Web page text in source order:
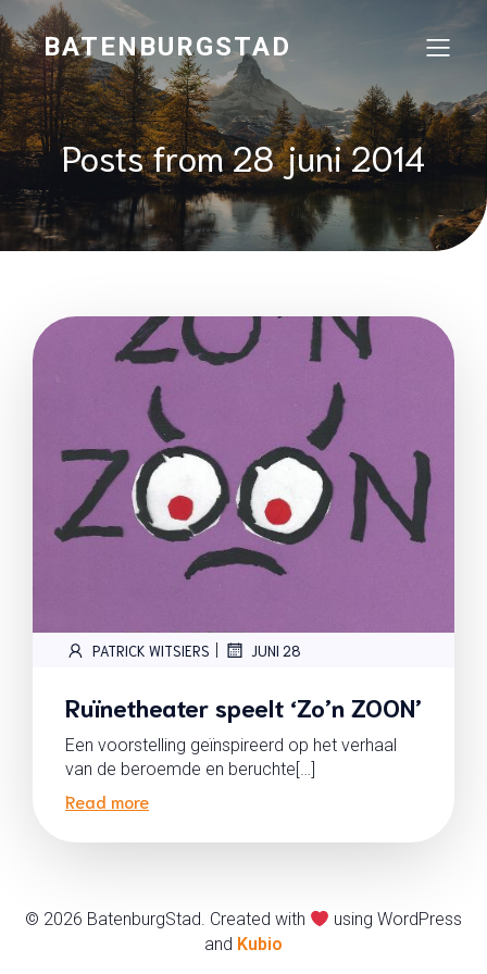
BATENBURGSTAD
Posts from 28 juni 2014
PATRICK WITSIERS | JUNI 28
Ruïnetheater speelt ‘Zo’n ZOON’
Een voorstelling geïnspireerd op het verhaal
van de beroemde en beruchte[…]
Read more
© 2026 BatenburgStad. Created with
using WordPress
and Kubio